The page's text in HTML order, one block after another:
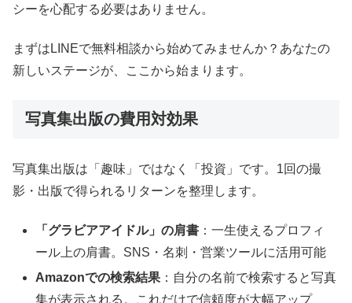
シーを心配する必要はありません。
まずはLINEで無料相談から始めてみませんか？あなたの
新しいステージが、ここから始まります。
写真集出版の費用対効果
写真集出版は「趣味」ではなく「投資」です。1回の撮
影・出版で得られるリターンを整理します。
「グラビアアイドル」の肩書 ：一生使えるプロフィ
ール上の肩書。SNS・名刺・営業ツールに活用可能
Amazonでの検索結果 ：自分の名前で検索すると写真
集が表示される。これだけで信頼度が大幅アップ